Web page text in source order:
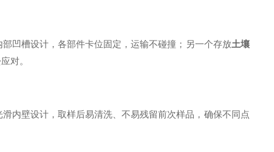
凹槽设计，各部件卡位固定，运输不碰撞；另一个存放土壤
对。
内壁设计，取样后易清洗、不易残留前次样品，确保不同点